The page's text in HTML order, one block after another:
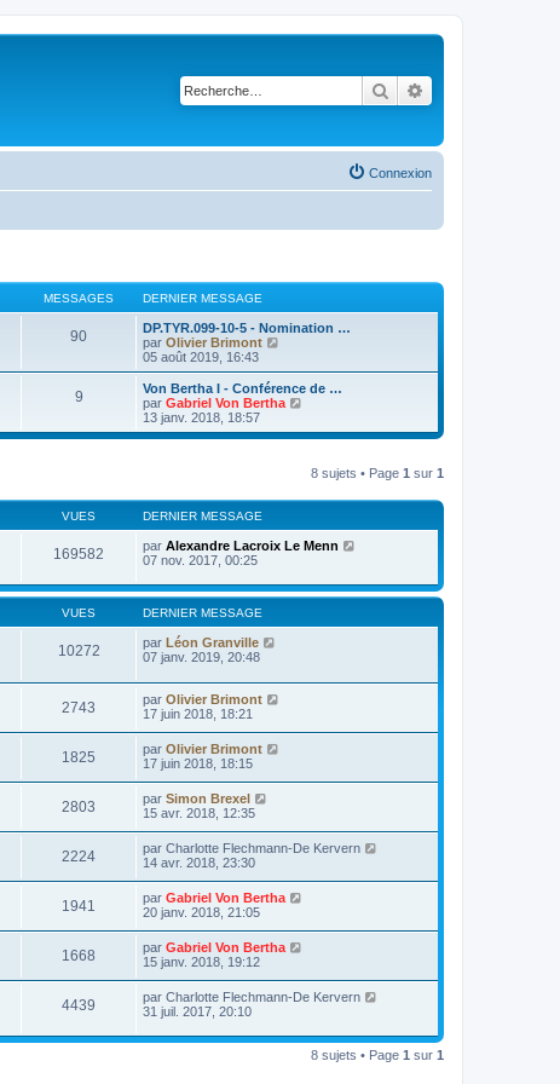
Rechercher
Connexion
MESSAGES DERNIER MESSAGE
90
DP.TYR.099-10-5 - Nomination …
par Olivier Brimont
i
r
l
e
e
m
e
a
g
05 août 2019, 16:43
9
Von Bertha I - Conférence de …
par Gabriel Von Bertha
i
e
n
m
13 janv. 2018, 18:57
8 sujets • Page 1 sur 1
VUES DERNIER MESSAGE
169582 par Alexandre Lacroix Le Menn
07 nov. 2017, 00:25
VUES DERNIER MESSAGE
10272 par Léon Granville
07 janv. 2019, 20:48
2743 par Olivier Brimont
17 juin 2018, 18:21
1825 par Olivier Brimont
17 juin 2018, 18:15
2803 par Simon Brexel
15 avr. 2018, 12:35
2224 par Charlotte Flechmann-De Kervern
14 avr. 2018, 23:30
1941 par Gabriel Von Bertha
20 janv. 2018, 21:05
1668 par Gabriel Von Bertha
15 janv. 2018, 19:12
4439 par Charlotte Flechmann-De Kervern
31 juil. 2017, 20:10
8 sujets • Page 1 sur 1